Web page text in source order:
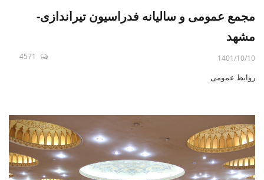
مجمع عمومی و سالیانه فدراسیون تیراندازی-
مشهد
1401/10/10
4571
روابط عمومی